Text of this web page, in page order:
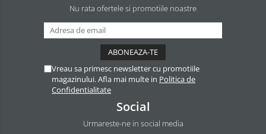
Nu rata ofertele si promotiile noastre
Vreau sa primesc newsletter cu promotiile
magazinului. Afla mai multe in Politica de
Confidentialitate
Social
Urmareste-ne in social media